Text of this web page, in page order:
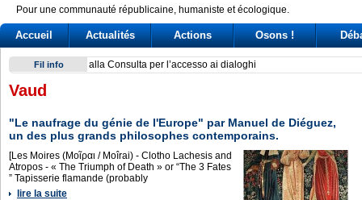
Pour une communauté républicaine, humaniste et écologique.
Accueil Actualités Actions Osons !
Fil info Un’associazione del Nord: la sfida dei governatori nella
Vaud
"Le naufrage du génie de l'Europe" par Manuel de Diéguez,
un des plus grands philosophes contemporains.
[Les Moires (Μοῖραι / Moîrai) - Clotho Lachesis and
Atropos - « The Triumph of Death » or “The 3 Fates
” Tapisserie flamande (probably
lire la suite